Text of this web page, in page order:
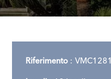
Riferimento VMC1281